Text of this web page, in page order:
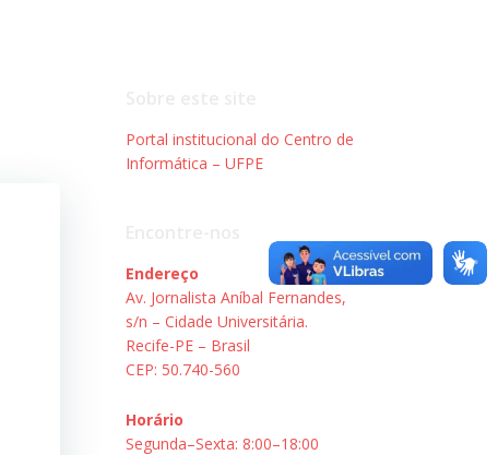
Portal institucional do Centro de
Informática – UFPE
Endereço
Av. Jornalista Aníbal Fernandes,
s/n – Cidade Universitária.
Recife-PE – Brasil
CEP: 50.740-560
Horário
Segunda–Sexta: 8:00–18:00